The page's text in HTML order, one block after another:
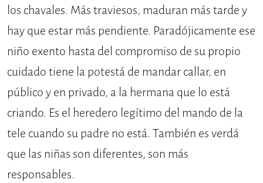
los chavales. Más traviesos, maduran más tarde y
hay que estar más pendiente. Paradójicamente ese
niño exento hasta del compromiso de su propio
cuidado tiene la potestá de mandar callar, en
público y en privado, a la hermana que lo está
criando. Es el heredero legítimo del mando de la
tele cuando su padre no está. También es verdá
que las niñas son diferentes, son más
responsables.